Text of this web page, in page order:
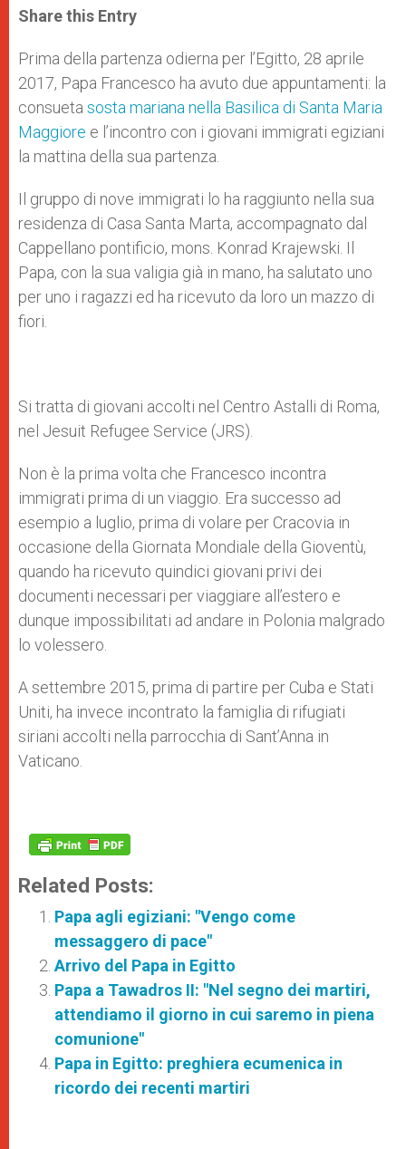
t
s
p
p
s
e
g
e
r
e
b
o
k
r
Share this Entry
Prima della partenza odierna per l’Egitto, 28 aprile
2017, Papa Francesco ha avuto due appuntamenti: la
consueta sosta mariana nella Basilica di Santa Maria
Maggiore e l’incontro con i giovani immigrati egiziani
la mattina della sua partenza.
Il gruppo di nove immigrati lo ha raggiunto nella sua
residenza di Casa Santa Marta, accompagnato dal
Cappellano pontificio, mons. Konrad Krajewski. Il
Papa, con la sua valigia già in mano, ha salutato uno
per uno i ragazzi ed ha ricevuto da loro un mazzo di
fiori.
Si tratta di giovani accolti nel Centro Astalli di Roma,
nel Jesuit Refugee Service (JRS).
Non è la prima volta che Francesco incontra
immigrati prima di un viaggio. Era successo ad
esempio a luglio, prima di volare per Cracovia in
occasione della Giornata Mondiale della Gioventù,
quando ha ricevuto quindici giovani privi dei
documenti necessari per viaggiare all’estero e
dunque impossibilitati ad andare in Polonia malgrado
lo volessero.
A settembre 2015, prima di partire per Cuba e Stati
Uniti, ha invece incontrato la famiglia di rifugiati
siriani accolti nella parrocchia di Sant’Anna in
Vaticano.
Related Posts:
Papa agli egiziani: "Vengo come
messaggero di pace"
Arrivo del Papa in Egitto
Papa a Tawadros II: "Nel segno dei martiri,
attendiamo il giorno in cui saremo in piena
comunione"
Papa in Egitto: preghiera ecumenica in
ricordo dei recenti martiri